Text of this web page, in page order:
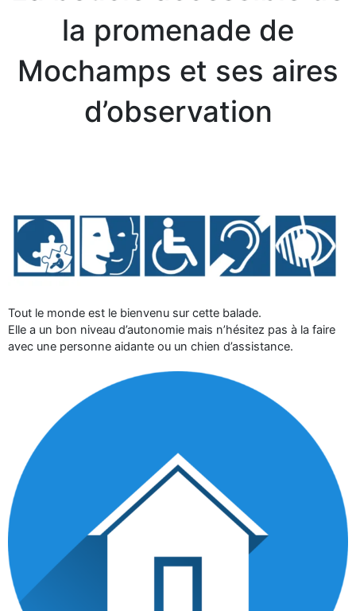
la promenade de
Mochamps et ses aires
d’observation
Tout le monde est le bienvenu sur cette balade.
Elle a un bon niveau d’autonomie mais n’hésitez pas à la faire
avec une personne aidante ou un chien d’assistance.